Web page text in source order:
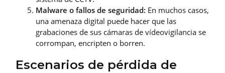
Malware o fallos de seguridad: En muchos casos,
una amenaza digital puede hacer que las
grabaciones de sus cámaras de vídeovigilancia se
corrompan, encripten o borren.
Escenarios de pérdida de